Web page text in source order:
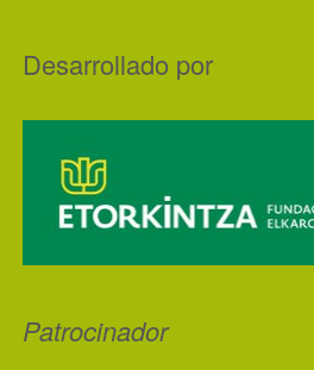
Desarrollado por
Patrocinador